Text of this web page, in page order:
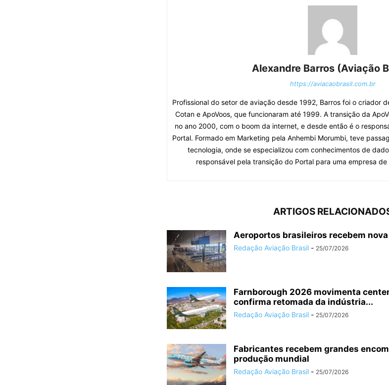
Alexandre Barros (Aviação
https://aviacaobrasil.com.br
Profissional do setor de aviação desde 1992, Barros foi o criador
Cotan e ApoVoos, que funcionaram até 1999. A transição da
no ano 2000, com o boom da internet, e desde então é o
Portal. Formado em Marketing pela Anhembi Morumbi, teve
tecnologia, onde se especializou com conhecimentos de
responsável pela transição do Portal para uma empresa
ARTIGOS
Aeroportos brasileiros recebem
Redação Aviação Brasil - 25/07/2026
Farnborough 2026 movimenta
confirma retomada da indústria...
Redação Aviação Brasil - 25/07/2026
Fabricantes recebem grandes
produção mundial
Redação Aviação Brasil - 25/07/2026